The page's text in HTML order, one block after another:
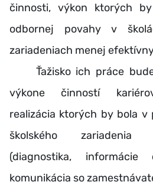
činnosti, výkon ktorých
odbornej povahy v
zariadeniach menej
Ťažisko ich práce
výkone činností
realizácia ktorých by bola v
školského zariadenia
(diagnostika,
komunikácia so